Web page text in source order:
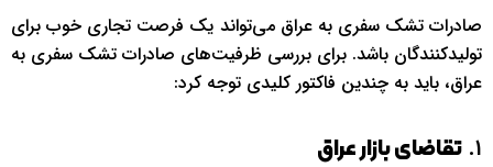
صادرات تشک سفری به عراق می‌تواند یک فرصت تجاری خوب برای
تولیدکنندگان باشد. برای بررسی ظرفیت‌های صادرات تشک سفری به
عراق، باید به چندین فاکتور کلیدی توجه کرد:
1. تقاضای بازار عراق